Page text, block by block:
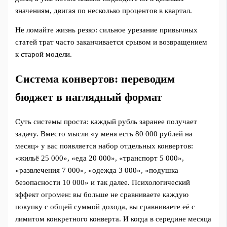
значениям, двигая по несколько процентов в квартал.
Не ломайте жизнь резко: сильное урезание привычных
статей трат часто заканчивается срывом и возвращением
к старой модели.
Система конвертов: переводим
бюджет в наглядный формат
Суть системы проста: каждый рубль заранее получает
задачу. Вместо мысли «у меня есть 80 000 рублей на
месяц» у вас появляется набор отдельных конвертов:
«жильё 25 000», «еда 20 000», «транспорт 5 000»,
«развлечения 7 000», «одежда 3 000», «подушка
безопасности 10 000» и так далее. Психологический
эффект огромен: вы больше не сравниваете каждую
покупку с общей суммой дохода, вы сравниваете её с
лимитом конкретного конверта. И когда в середине месяца